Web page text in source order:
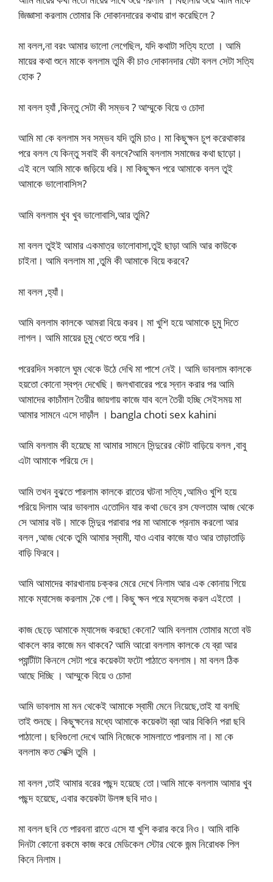
জিজ্ঞাসা করলাম তোমার কি দোকানদারের কথায় রাগ করেছিলে ?
মা বলল,না বরং আমার ভালো লেগেছিল, যদি কথাটা সত্যি হতো । আমি
মায়ের কথা শুনে মাকে বললাম তুমি কী চাও দোকানদার যেটা বলল সেটা সত্যি
হোক ?
মা বলল হ্যাঁ ,কিন্তু সেটা কী সম্ভব ? আম্মুকে বিয়ে ও চোদা
আমি মা কে বললাম সব সম্ভব যদি তুমি চাও। মা কিছুক্ষন চুপ করেথাকার
পরে বলল যে কিন্তু সবাই কী বলবে?আমি বললাম সমাজের কথা ছাড়ো।
এই বলে আমি মাকে জড়িয়ে ধরি। মা কিছুক্ষন পরে আমাকে বলল তুই
আমাকে ভালোবাসিস?
আমি বললাম খুব খুব ভালোবাসি,আর তুমি?
মা বলল তুইই আমার একমাত্র ভালোবাসা,তুই ছাড়া আমি আর কাউকে
চাইনা। আমি বললাম মা ,তুমি কী আমাকে বিয়ে করবে?
মা বলল ,হ্যাঁ।
আমি বললাম কালকে আমরা বিয়ে করব। মা খুশি হয়ে আমাকে চুমু দিতে
লাগল। আমি মায়ের চুমু খেতে শুয়ে পরি।
পরেরদিন সকালে ঘুম থেকে উঠে দেখি মা পাশে নেই। আমি ভাবলাম কালকে
হয়তো কোনো স্বপ্ন দেখেছি। জলখাবারের পরে স্নান করার পর আমি
আমাদের কাচাঁমাল তৈরীর জায়গায় কাজে যাব বলে তৈরী হচ্ছি সেইসময় মা
আমার সামনে এসে দাড়াঁল । bangla choti sex kahini
আমি বললাম কী হয়েছে মা আমার সামনে সিন্দুরের কৌট বাড়িয়ে বলল ,বাবু
এটা আমাকে পরিয়ে দে।
আমি তখন বুঝতে পারলাম কালকে রাতের ঘটনা সত্যি ,আমিও খুশি হয়ে
পরিয়ে দিলাম আর ভাবলাম এতোদিন যার কথা ভেবে ব়স ফেলতাম আজ থেকে
সে আমার বউ। মাকে সিন্দুর পরাবার পর মা আমাকে প্রনাম করলো আর
বলল ,আজ থেকে তুমি আমার স্বামী, যাও এবার কাজে যাও আর তাড়াতাড়ি
বাড়ি ফিরবে।
আমি আমাদের কারখানায় চক্কর মেরে দেখে নিলাম আর এক কোনায় গিয়ে
মাকে ম্যাসেজ করলাম ,কৈ গো। কিছু ক্ষন পরে ম্যসেজ করল এইতো ।
কাজ ছেড়ে আমাকে ম্যাসেজ করছো কেনো? আমি বললাম তোমার মতো বউ
থাকলে কার কাজে মন থাকবে? আমি আরো বললাম কালকে যে ব্রা আর
প্যান্টীটা কিনলে সেটা পরে কয়েকটা ফটো পাঠাতে বললাম। মা বলল ঠিক
আছে দিচ্ছি । আম্মুকে বিয়ে ও চোদা
আমি ভাবলাম মা মন থেকেই আমাকে স্বামী মেনে নিয়েছে,তাই যা বলছি
তাই শুনছে। কিছুক্ষনের মধ্যে আমাকে কয়েকটা ব্রা আর বিকিনি পরা ছবি
পাঠালো। ছবিগুলো দেখে আমি নিজেকে সামলাতে পারলাম না। মা কে
বললাম কত সেক্সি তুমি ।
মা বলল ,তাই আমার বরের পছন্দ হয়েছে তো।আমি মাকে বললাম আমার খুব
পছন্দ হয়েছে, এবার কয়েকটা উলঙ্গ ছবি দাও।
মা বলল ছবি তে পারবনা রাতে এসে যা খুশি করার করে নিও। আমি বাকি
দিনটা কোনো রকমে কাজ করে মেডিকেল স্টোর থেকে জন্ম নিরোধক পিল
কিনে নিলাম।